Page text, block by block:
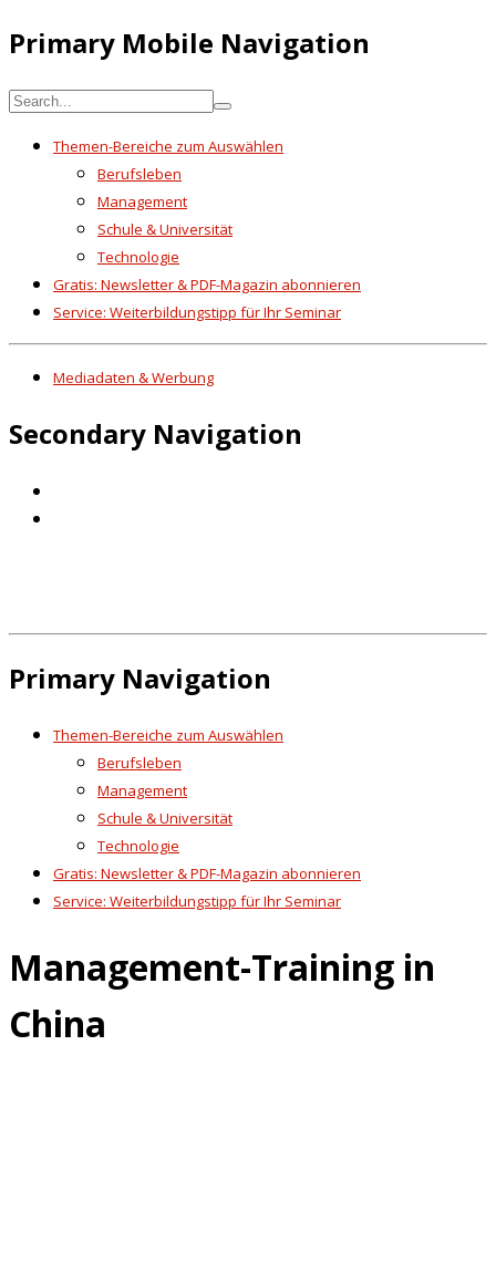
Primary Mobile Navigation
Themen-Bereiche zum Auswählen
Berufsleben
Management
Schule & Universität
Technologie
Gratis: Newsletter & PDF-Magazin abonnieren
Service: Weiterbildungstipp für Ihr Seminar
Mediadaten & Werbung
Secondary Navigation
Primary Navigation
Themen-Bereiche zum Auswählen
Berufsleben
Management
Schule & Universität
Technologie
Gratis: Newsletter & PDF-Magazin abonnieren
Service: Weiterbildungstipp für Ihr Seminar
Management-Training in
China